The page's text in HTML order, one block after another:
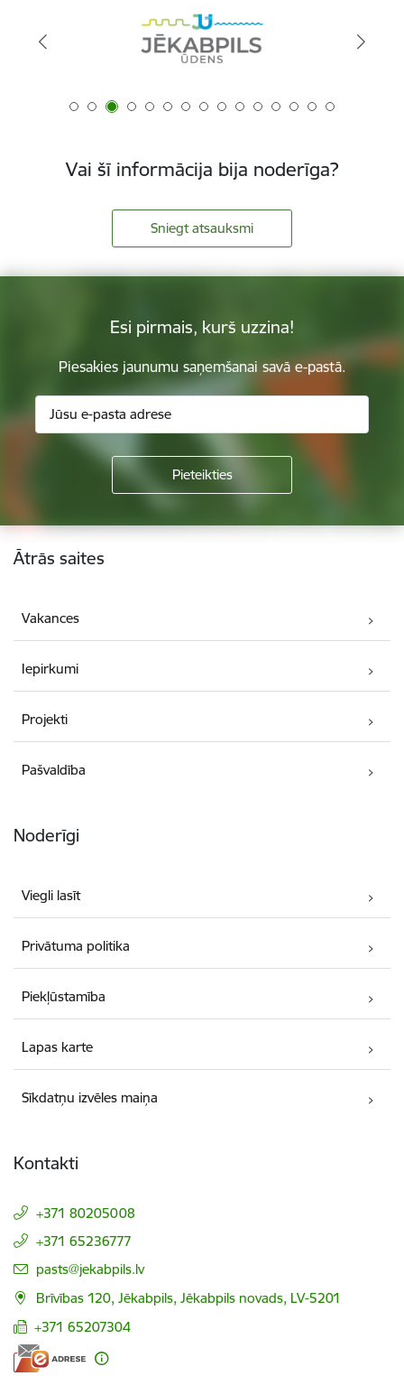
Vai šī informācija bija noderīga?
Sniegt atsauksmi
Esi pirmais, kurš uzzina!
Piesakies jaunumu saņemšanai savā e-pastā.
Kājene
Ātrās saites
Vakances
Iepirkumi
Projekti
Pašvaldība
Noderīgi
Viegli lasīt
Privātuma politika
Piekļūstamība
Lapas karte
Sīkdatņu izvēles maiņa
Kontakti
+371 80205008
+371 65236777
E-pasts:
pasts@jekabpils.lv
Brīvības 120, Jēkabpils, Jēkabpils novads, LV-5201
+371 65207304